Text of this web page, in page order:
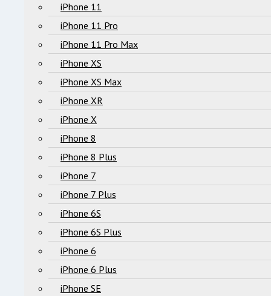
iPhone 11
iPhone 11 Pro
iPhone 11 Pro Max
iPhone XS
iPhone XS Max
iPhone XR
iPhone X
iPhone 8
iPhone 8 Plus
iPhone 7
iPhone 7 Plus
iPhone 6S
iPhone 6S Plus
iPhone 6
iPhone 6 Plus
iPhone SE